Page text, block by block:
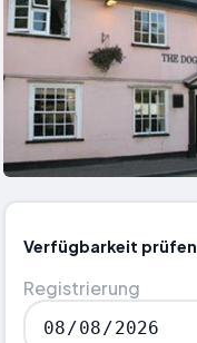
Verfügbarkeit prüfen
Registrierung